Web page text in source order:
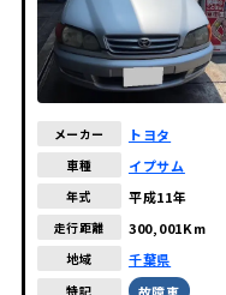
メーカー トヨタ
車種 イプサム
年式 平成11年
走行距離 300,001Km
地域 千葉県
特記 故障車